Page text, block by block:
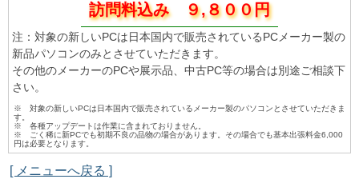
訪問料込み ９,８００円
注：対象の新しいPCは日本国内で販売されているPCメーカー製の
新品パソコンのみとさせていただきます。
その他のメーカーのPCや展示品、中古PC等の場合は別途ご相談下
さい。
※ 対象の新しいPCは日本国内で販売されているメーカー製のパソコンとさせていただきま
す。
※ 各種アップデートは作業に含まれておりません。
※ ごく稀に新PCでも初期不良の品物の場合があります。その場合でも基本出張料金6,000
円は必要となります。
[ メニューへ戻る ]